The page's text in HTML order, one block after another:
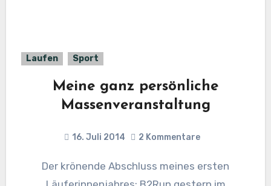
Laufen Sport
Meine ganz persönliche
Massenveranstaltung
16. Juli 2014 2 Kommentare
Der krönende Abschluss meines ersten